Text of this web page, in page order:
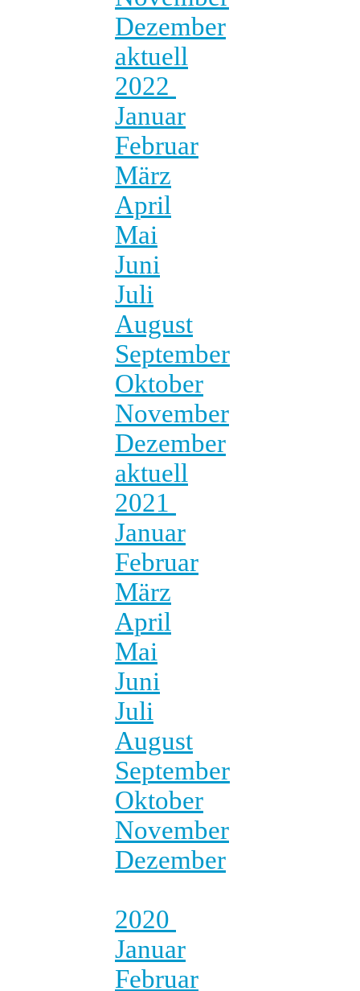
Dezember
aktuell
2022
Januar
Februar
März
April
Mai
Juni
Juli
August
September
Oktober
November
Dezember
aktuell
2021
Januar
Februar
März
April
Mai
Juni
Juli
August
September
Oktober
November
Dezember
2020
Januar
Februar